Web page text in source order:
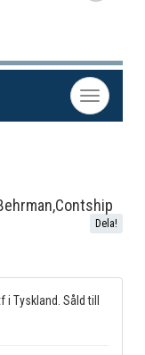
Toggle
navigation
Dela!
Tyskland. Såld till